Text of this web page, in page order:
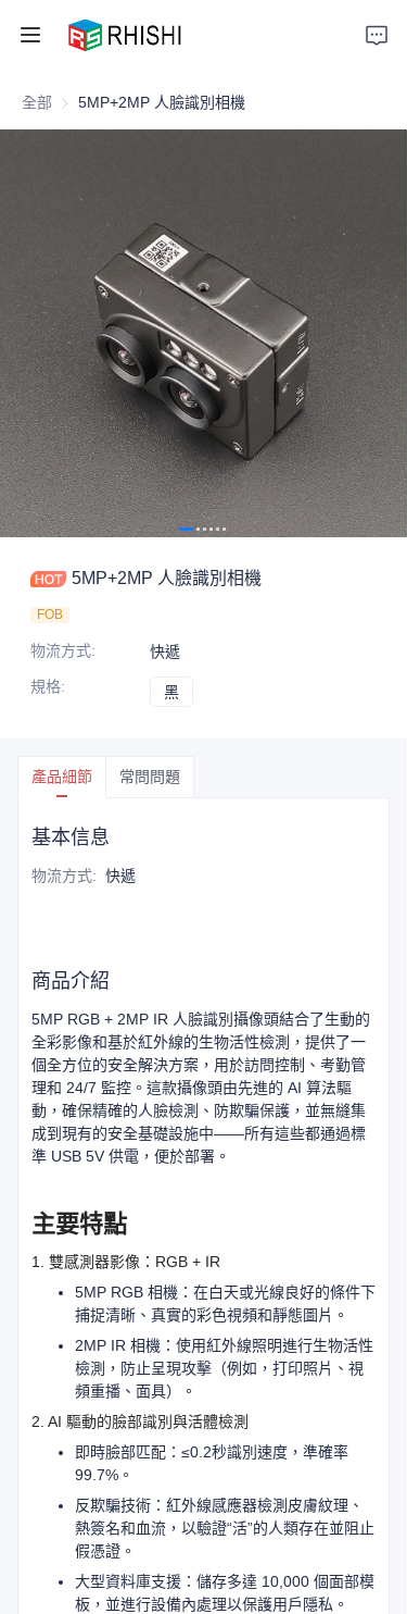
全部 5MP+2MP 人臉識別相機
5MP+2MP 人臉識別相機
FOB
物流方式:
快遞
規格: 黑
產品細節 常問問題
基本信息
物流方式: 快遞
商品介紹
5MP RGB + 2MP IR 人臉識別攝像頭結合了生動的
全彩影像和基於紅外線的生物活性檢測，提供了一
個全方位的安全解決方案，用於訪問控制、考勤管
理和 24/7 監控。這款攝像頭由先進的 AI 算法驅
動，確保精確的人臉檢測、防欺騙保護，並無縫集
成到現有的安全基礎設施中——所有這些都通過標
準 USB 5V 供電，便於部署。
主要特點
1. 雙感測器影像：RGB + IR
5MP RGB 相機：在白天或光線良好的條件下
捕捉清晰、真實的彩色視頻和靜態圖片。
2MP IR 相機：使用紅外線照明進行生物活性
檢測，防止呈現攻擊（例如，打印照片、視
頻重播、面具）。
2. AI 驅動的臉部識別與活體檢測
即時臉部匹配：≤0.2秒識別速度，準確率
99.7%。
反欺騙技術：紅外線感應器檢測皮膚紋理、
熱簽名和血流，以驗證“活”的人類存在並阻止
假憑證。
大型資料庫支援：儲存多達 10,000 個面部模
板，並進行設備內處理以保護用戶隱私。
Home
Support